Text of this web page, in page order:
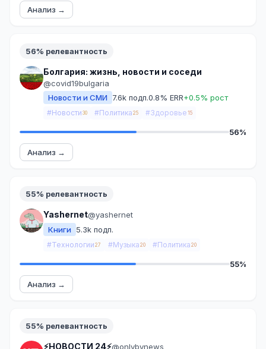
Анализ →
56% релевантность
Болгария: жизнь, новости и соседи
@covid19bulgaria
Новости и СМИ
7.6k подп.0.8% ERR+0.5% рост
#Новости 30 #Политика 25 #Здоровье 15
56%
Анализ →
55% релевантность
Yashernet@yashernet
Книги
5.3k подп.
#Технологии 27 #Музыка 20 #Политика 20
55%
Анализ →
55% релевантность
⚡️НОВОСТИ 24⚡️@onlybynews